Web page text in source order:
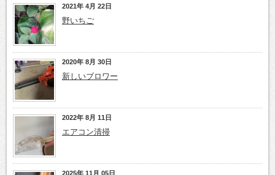
2021年 4月 22日
野いちご
2020年 8月 30日
新しいブロワー
2022年 8月 11日
エアコン清掃
2025年 11月 05日